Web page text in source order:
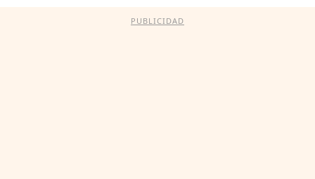
PUBLICIDAD